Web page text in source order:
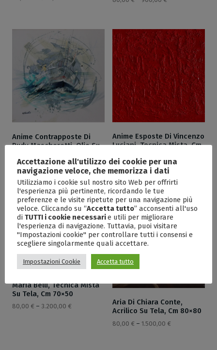
Anime Contrapposte Di
Rudy Mascheretti, Olio Su
80,00€ –1.800,00 €
Anime Esposte Di Vincenzo
Luciani, Tecnica Mista, Cm
80,00 €–2.500,00€
Maria Belli, Tecnica Mista
Su Tela, Cm 70×50
80,00 € – 3.200,00 €
Aria Di Chiara Conte,
Acrilico Su Tela, Cm 80×80
80,00 € – 1.500,00 €
Accettazione all'utilizzo dei cookie per una
navigazione veloce, che memorizza i dati
Utilizziamo i cookie sul nostro sito Web per offrirti
l'esperienza più pertinente, ricordando le tue
preferenze e le visite ripetute per una navigazione più
veloce. Cliccando su “Accetta tutto” acconsenti all'uso
di TUTTI i cookie necessarie utili per migliorare
l'esperienza di navigazione. Tuttavia, puoi visitare
"Impostazioni cookie" per controllare tutti i consensi e
scegliere singolarmente quali accettare.
Impostazioni Cookie Accetta tutto